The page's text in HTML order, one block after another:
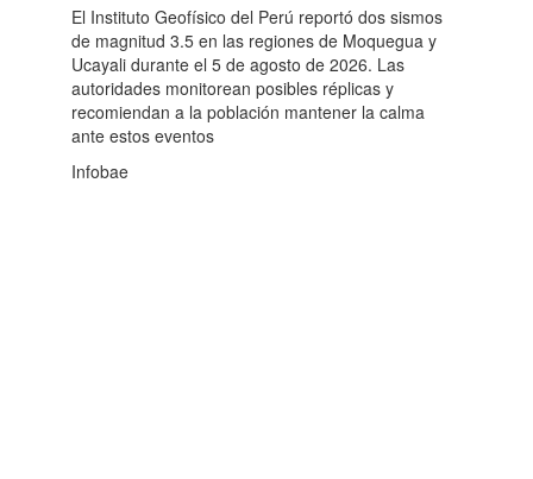
El Instituto Geofísico del Perú reportó dos sismos
de magnitud 3.5 en las regiones de Moquegua y
Ucayali durante el 5 de agosto de 2026. Las
autoridades monitorean posibles réplicas y
recomiendan a la población mantener la calma
ante estos eventos
Infobae